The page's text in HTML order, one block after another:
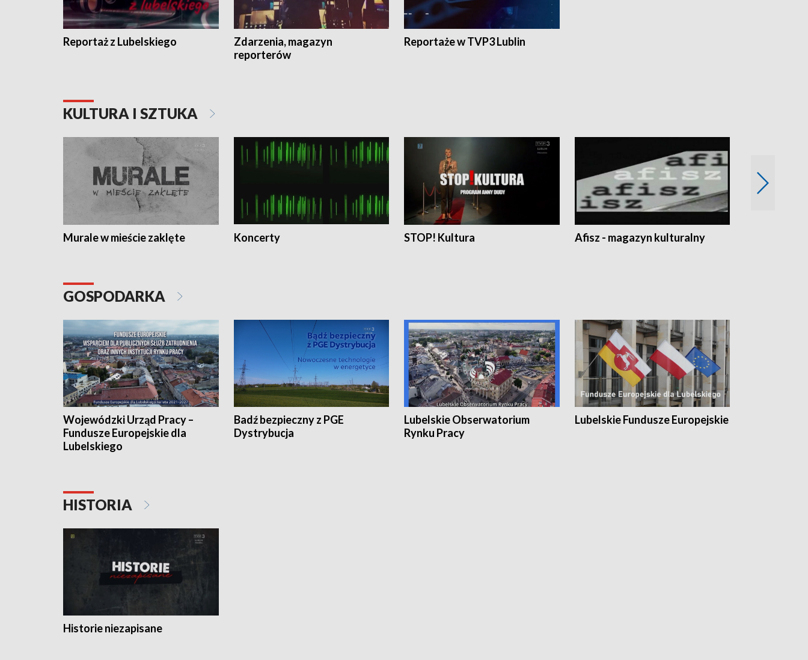
Reportaż z Lubelskiego
Zdarzenia, magazyn
reporterów
Reportaże w TVP3 Lublin
KULTURA I SZTUKA
Murale w mieście zaklęte Koncerty STOP! Kultura Afisz - magazyn kulturalny
GOSPODARKA
Wojewódzki Urząd Pracy –
Fundusze Europejskie dla
Lubelskiego
Badź bezpieczny z PGE
Dystrybucja
Lubelskie Obserwatorium
Rynku Pracy
Lubelskie Fundusze Europejskie
HISTORIA
Historie niezapisane